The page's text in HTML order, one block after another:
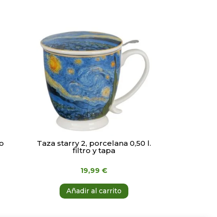
Taza starry 2, porcelana 0,50 l.
filtro y tapa
19,99€
Añadir al carrito